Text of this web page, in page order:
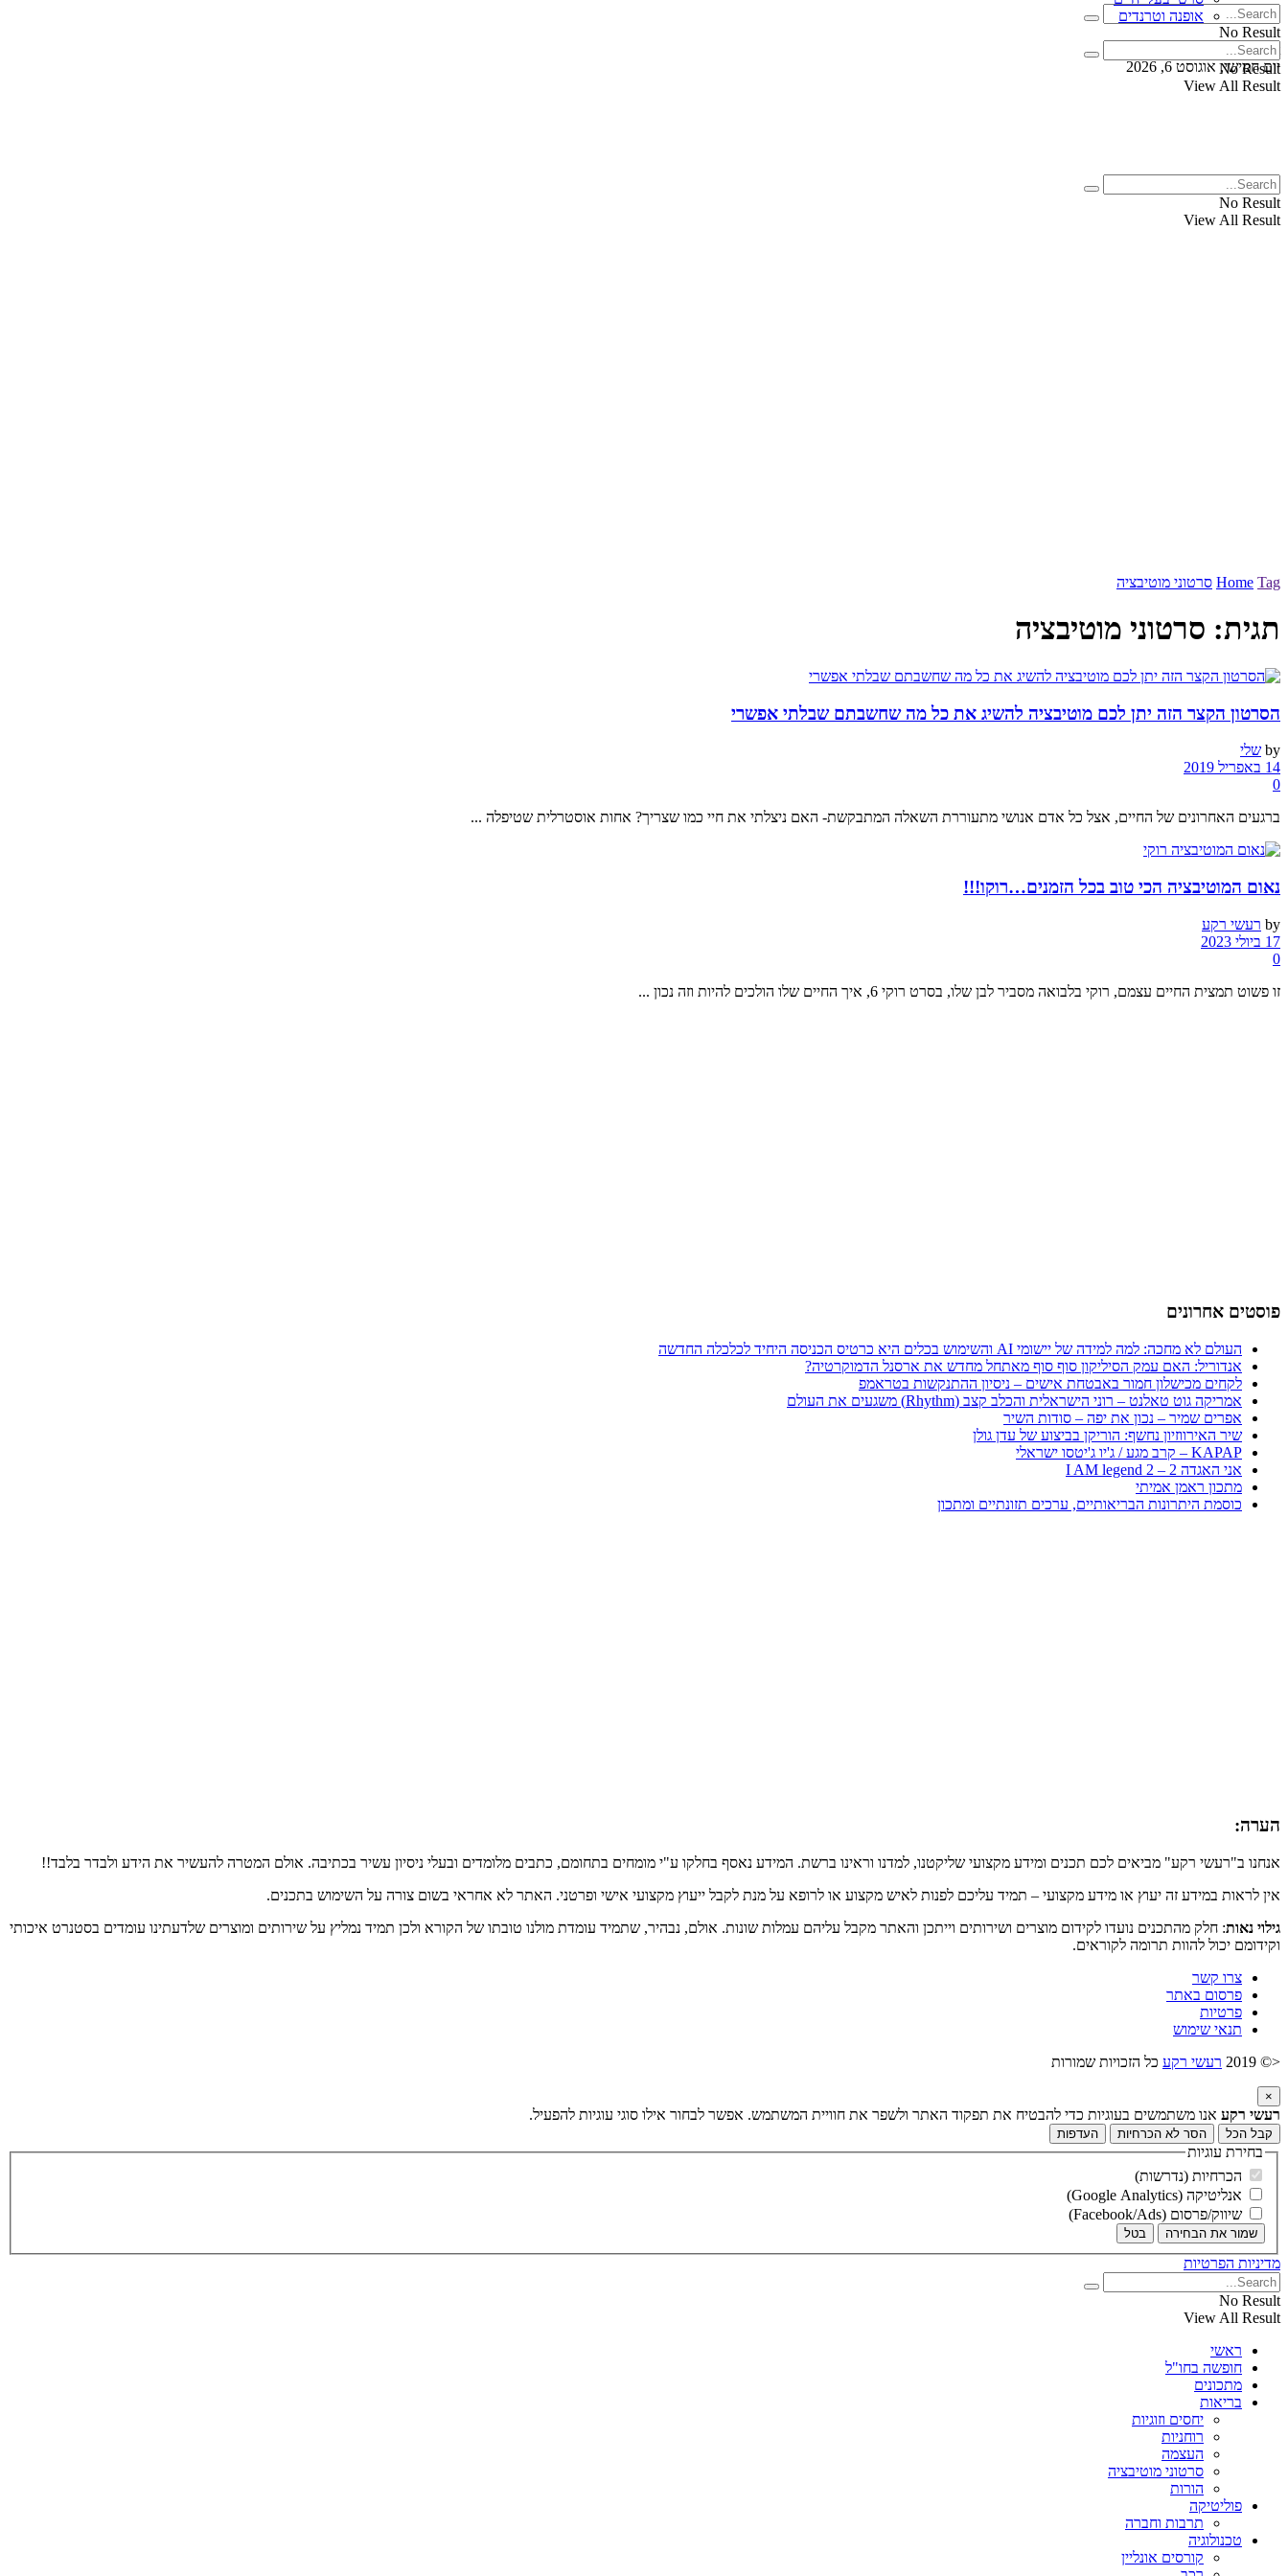
No Result
View All Result
יום חמישי, אוגוסט 6, 2026
אופנה וטרנדים
No Result
View All Result
No Result
View All Result
Home Tag סרטוני מוטיבציה
תגית: סרטוני מוטיבציה
הסרטון הקצר הזה יתן לכם מוטיבציה להשיג את כל מה שחשבתם שבלתי אפשרי
by שלי
14 באפריל 2019
0
ברגעים האחרונים של החיים, אצל כל אדם אנושי מתעוררת השאלה המתבקשת- האם ניצלתי את חיי כמו שצריך? אחות אוסטרלית שטיפלה ...
נאום המוטיבציה הכי טוב בכל הזמנים…רוקו!!!
by רעשי רקע
17 ביולי 2023
0
זו פשוט תמצית החיים עצמם, רוקי בלבואה מסביר לבן שלו, בסרט רוקי 6, איך החיים שלו הולכים להיות וזה נכון ...
פוסטים אחרונים
העולם לא מחכה: למה למידה של יישומי AI והשימוש בכלים היא כרטיס הכניסה היחיד לכלכלה החדשה
אנדוריל: האם עמק הסיליקון סוף סוף מאתחל מחדש את ארסנל הדמוקרטיה?
לקחים מכישלון חמור באבטחת אישים – ניסיון ההתנקשות בטראמפ
אמריקה גוט טאלנט – רוני הישראלית והכלב קצב (Rhythm) משגעים את העולם
אפרים שמיר – נכון את יפה – סודות השיר
שיר האירווזיון נחשף: הוריקן בביצוע של עדן גולן
KAPAP – קרב מגע / ג'יו ג'יטסו ישראלי
אני האגדה 2 – I AM legend 2
מתכון ראמן אמיתי
כוסמת היתרונות הבריאותיים, ערכים תזונתיים ומתכון
הערה:
אנחנו ב"רעשי רקע" מביאים לכם תכנים ומידע מקצועי שליקטנו, למדנו וראינו ברשת. המידע נאסף בחלקו ע"י מומחים בתחומם, כתבים מלומדים ובעלי ניסיון עשיר בכתיבה. אולם המטרה להעשיר את הידע ולבדר בלבד!!
אין לראות במידע זה יעוץ או מידע מקצועי – תמיד עליכם לפנות לאיש מקצוע או לרופא על מנת לקבל ייעוץ מקצועי אישי ופרטני. האתר לא אחראי בשום צורה על השימוש בתכנים.
גילוי נאות: חלק מהתכנים נועדו לקידום מוצרים ושירותים וייתכן והאתר מקבל עליהם עמלות שונות. אולם, נבהיר, שתמיד עומדת מולנו טובתו של הקורא ולכן תמיד נמליץ על שירותים ומוצרים שלדעתינו עומדים בסטנרט איכותי
וקידומם יכול להוות תרומה לקוראים.
צרו קשר
פרסום באתר
פרטיות
תנאי שימוש
<© 2019
רעשי רקע כל הזכויות שמורות
×
רעשי רקע אנו משתמשים בעוגיות כדי להבטיח את תפקוד האתר ולשפר את חוויית המשתמש. אפשר לבחור אילו סוגי עוגיות להפעיל.
קבל הכל הסר לא הכרחיות העדפות
בחירת עוגיות
הכרחיות (נדרשות)
אנליטיקה (Google Analytics)
שיווק/פרסום (Facebook/Ads)
שמור את הבחירה בטל
מדיניות הפרטיות
No Result
View All Result
ראשי
חופשה בחו"ל
מתכונים
בריאות
יחסים וזוגיות
רוחניות
העצמה
סרטוני מוטיבציה
הורות
פוליטיקה
תרבות וחברה
טכנולוגיה
קורסים אונליין